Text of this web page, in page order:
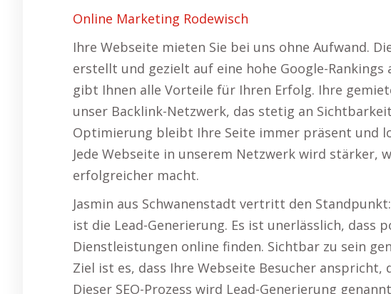
Online Marketing Rodewisch
Ihre Webseite mieten Sie bei uns ohne Aufwand.
erstellt und gezielt auf eine hohe Google-
gibt Ihnen alle Vorteile für Ihren Erfolg. Ihre
unser Backlink-Netzwerk, das stetig an
Optimierung bleibt Ihre Seite immer präsent und
Jede Webseite in unserem Netzwerk wird stärker,
erfolgreicher macht.
Jasmin aus Schwanenstadt vertritt den
ist die Lead-Generierung. Es ist unerlässlich, dass
Dienstleistungen online finden. Sichtbar zu sein
Ziel ist es, dass Ihre Webseite Besucher anspricht,
Dieser SEO-Prozess wird Lead-Generierung